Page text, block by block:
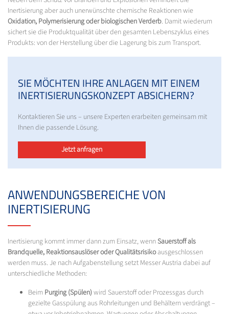
Inertisierung aber auch unerwünschte chemische Reaktionen wie
Oxidation, Polymerisierung oder biologischen Verderb. Damit wiederum
sichert sie die Produktqualität über den gesamten Lebenszyklus eines
Produkts: von der Herstellung über die Lagerung bis zum Transport.
SIE MÖCHTEN IHRE ANLAGEN MIT EINEM
INERTISIERUNGSKONZEPT ABSICHERN?
Kontaktieren Sie uns – unsere Experten erarbeiten gemeinsam mit
Ihnen die passende Lösung.
Jetzt anfragen
ANWENDUNGSBEREICHE VON
INERTISIERUNG
Inertisierung kommt immer dann zum Einsatz, wennSauerstoff als
Brandquelle, Reaktionsauslöser oder Qualitätsrisikoausgeschlossen
werden muss. Je nach Aufgabenstellung setzt Messer Austria dabei auf
unterschiedliche Methoden:
Beim Purging (Spülen)wird Sauerstoff oder Prozessgas durch
gezielte Gasspülung aus Rohrleitungen und Behältern verdrängt –